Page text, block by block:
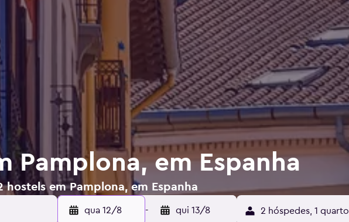
Pamplona, em Espanha
hostels em Pamplona, em Espanha
qua 12/8 - qui 13/8 2 hóspedes, 1 quarto